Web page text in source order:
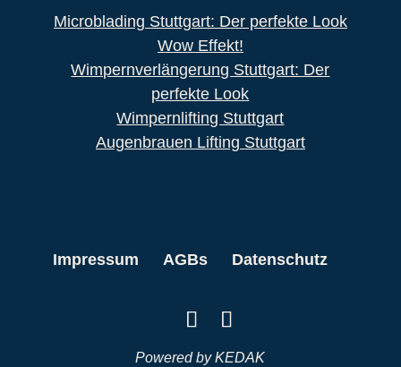
Microblading Stuttgart: Der perfekte Look
Wow Effekt!
Wimpernverlängerung Stuttgart: Der
perfekte Look
Wimpernlifting Stuttgart
Augenbrauen Lifting Stuttgart
Impressum AGBs Datenschutz
Powered byKEDAK